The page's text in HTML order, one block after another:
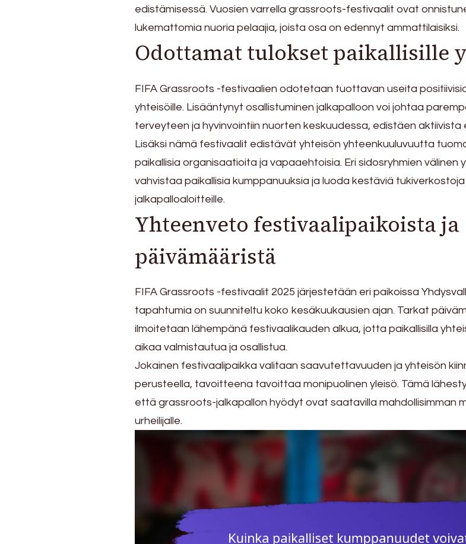
edistämisessä. Vuosien varrella grassroots-festivaalit ovat
lukemattomia nuoria pelaajia, joista osa on edennyt ammattilaisiksi.
Odottamat tulokset paikallisille
FIFA Grassroots -festivaalien odotetaan tuottavan useita
yhteisöille. Lisääntynyt osallistuminen jalkapalloon voi johtaa
terveyteen ja hyvinvointiin nuorten keskuudessa, edistäen aktiivista
Lisäksi nämä festivaalit edistävät yhteisön yhteenkuuluvuutta
paikallisia organisaatioita ja vapaaehtoisia. Eri sidosryhmien välinen
vahvistaa paikallisia kumppanuuksia ja luoda kestäviä tukiverkostoja
jalkapalloaloitteille.
Yhteenveto festivaalipaikoista ja
päivämääristä
FIFA Grassroots -festivaalit 2025 järjestetään eri paikoissa
tapahtumia on suunniteltu koko kesäkuukausien ajan. Tarkat
ilmoitetaan lähempänä festivaalikauden alkua, jotta paikallisilla
aikaa valmistautua ja osallistua.
Jokainen festivaalipaikka valitaan saavutettavuuden ja yhteisön
perusteella, tavoitteena tavoittaa monipuolinen yleisö. Tämä
että grassroots-jalkapallon hyödyt ovat saatavilla mahdollisimman
urheilijalle.